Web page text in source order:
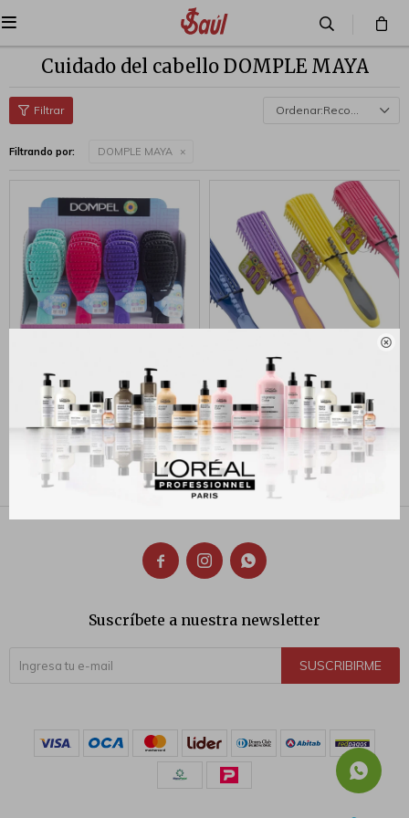


Cuidado del cabello DOMPLE MAYA
Recomendados
Filtrando por: DOMPLE MAYA
Dompel Cepillo
Desenredante Maya Flexible
$ 320
Dompel Cepillo Caracol
Rulos Ondas Desenredante
Antifrizz
300
  
Suscríbete a nuestra newsletter
SUSCRIBIRME